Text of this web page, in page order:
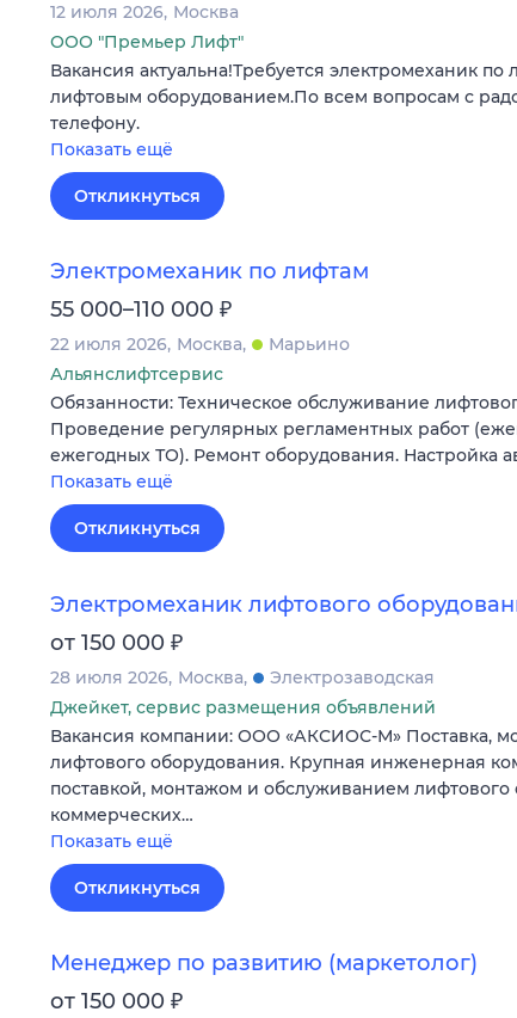
12 июля 2026 Москва
ООО "Премьер Лифт"
Вакансия актуальна!Требуется электромеханик
лифтовым оборудованием.По всем вопросам с
телефону.
Показать ещё
Откликнуться
Электромеханик по лифтам
55 000–110 000 ₽
22 июля 2026 Москва
Марьино
Альянслифтсервис
Обязанности: Техническое обслуживание
Проведение регулярных регламентных работ
ежегодных ТО). Ремонт оборудования. Настройка
Показать ещё
Откликнуться
Электромеханик лифтового
от 150 000 ₽
28 июля 2026 Москва
Электрозаводская
Джейкет, сервис размещения объявлений
Вакансия компании: ООО «АКСИОС-М» Поставка,
лифтового оборудования. Крупная инженерная
поставкой, монтажом и обслуживанием лифтового
коммерческих…
Показать ещё
Откликнуться
Менеджер по развитию (маркетолог)
от 150 000 ₽